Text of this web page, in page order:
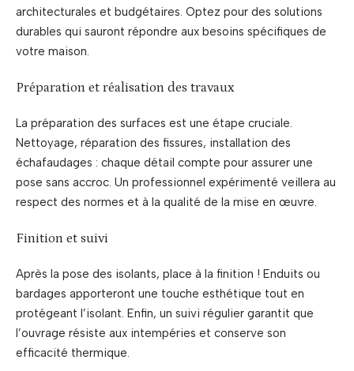
architecturales et budgétaires. Optez pour des solutions
durables qui sauront répondre aux besoins spécifiques de
votre maison.
Préparation et réalisation des travaux
La préparation des surfaces est une étape cruciale.
Nettoyage, réparation des fissures, installation des
échafaudages : chaque détail compte pour assurer une
pose sans accroc. Un professionnel expérimenté veillera au
respect des normes et à la qualité de la mise en œuvre.
Finition et suivi
Après la pose des isolants, place à la finition ! Enduits ou
bardages apporteront une touche esthétique tout en
protégeant l’isolant. Enfin, un suivi régulier garantit que
l’ouvrage résiste aux intempéries et conserve son
efficacité thermique.